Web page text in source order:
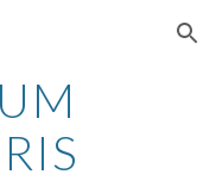
Skip to navigation